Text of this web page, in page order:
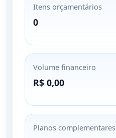
Itens orçamentários
0
Volume financeiro
R$ 0,00
Planos complementares